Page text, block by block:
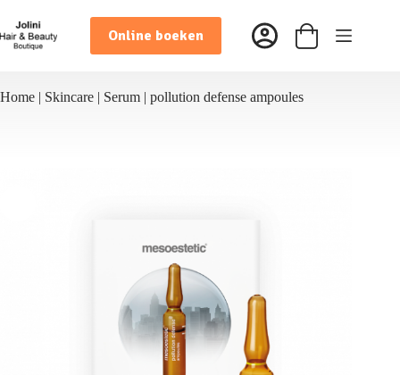
naar
de
inhoud
Online boeken Winkelwagen
Home | Skincare | Serum | pollution defense ampoules